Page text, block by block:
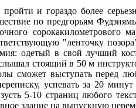
и гораздо более
по предгорьям
сорокакилометрового
"ленточку
одетый в свой лучший
стоящий в 50 м
сможет выступать перед
успевать за 20
5-10 страниц любого
здание на выпускную